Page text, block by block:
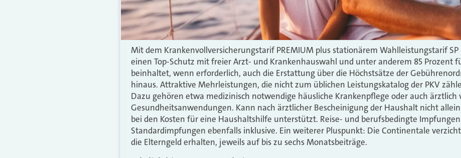
Mit dem Krankenvollversicherungstarif PREMIUM plus stationärem Wahlleistungstarif SP
einen Top-Schutz mit freier Arzt- und Krankenhauswahl und unter anderem 85 Prozent
beinhaltet, wenn erforderlich, auch die Erstattung über die Höchstsätze der
hinaus. Attraktive Mehrleistungen, die nicht zum üblichen Leistungskatalog der PKV
Dazu gehören etwa medizinisch notwendige häusliche Krankenpflege oder auch ärztlich
Gesundheitsanwendungen. Kann nach ärztlicher Bescheinigung der Haushalt nicht
bei den Kosten für eine Haushaltshilfe unterstützt. Reise- und berufsbedingte
Standardimpfungen ebenfalls inklusive. Ein weiterer Pluspunkt: Die Continentale
die Elterngeld erhalten, jeweils auf bis zu sechs Monatsbeiträge.